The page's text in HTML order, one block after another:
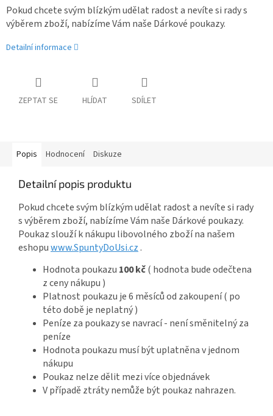
Pokud chcete svým blízkým udělat radost a nevíte si rady s
výběrem zboží, nabízíme Vám naše Dárkové poukazy.
Detailní informace
ZEPTAT SE HLÍDAT SDÍLET
Popis Hodnocení Diskuze
Detailní popis produktu
Pokud chcete svým blízkým udělat radost a nevíte si rady
s výběrem zboží, nabízíme Vám naše Dárkové poukazy.
Poukaz slouží k nákupu libovolného zboží na našem
eshopuwww.SpuntyDoUsi.cz .
Hodnota poukazu 100 kč( hodnota bude odečtena
z ceny nákupu )
Platnost poukazu je 6 měsíců od zakoupení ( po
této době je neplatný )
Peníze za poukazy se navrací - není směnitelný za
peníze
Hodnota poukazu musí být uplatněna v jednom
nákupu
Poukaz nelze dělit mezi více objednávek
V případě ztráty nemůže být poukaz nahrazen.